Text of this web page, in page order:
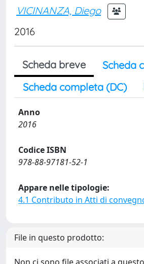
VICINANZA, Diego
2016
Scheda breve
Scheda
Scheda completa (DC)
Anno
2016
Codice ISBN
978-88-97181-52-1
Appare nelle tipologie:
4.1 Contributo in Atti di
File in questo prodotto: